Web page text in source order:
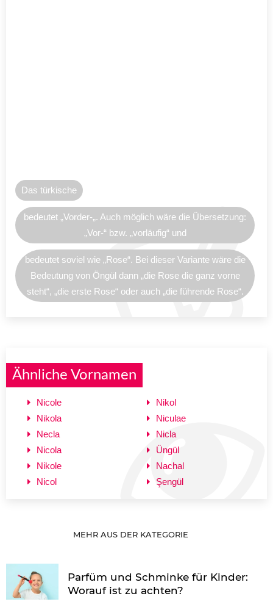
Das türkische
bedeutet „Vorder-„. Auch möglich wäre die Übersetzung:
„Vor-“ bzw. „vorläufig“ und
bedeutet soviel wie „Rose“. Bei dieser Variante wäre die
Bedeutung von Öngül dann „die Rose die ganz vorne
steht“, „die erste Rose“ oder auch „die führende Rose“.
Ähnliche Vornamen
Nicole
Nikola
Necla
Nicola
Nikole
Nicol
Nikol
Niculae
Nicla
Üngül
Nachal
Şengül
MEHR AUS DER KATEGORIE
Parfüm und Schminke für Kinder:
Worauf ist zu achten?